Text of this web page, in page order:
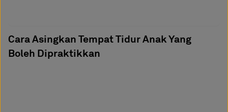
Cara Asingkan Tempat Tidur Anak Yang
Boleh Dipraktikkan